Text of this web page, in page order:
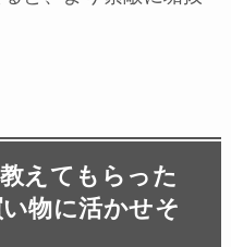
えてもらった
物に活かせそ